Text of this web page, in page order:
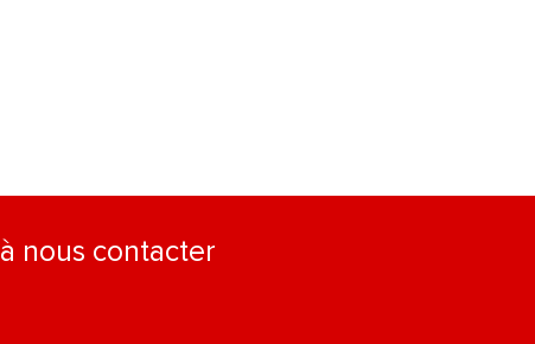
nous contacter